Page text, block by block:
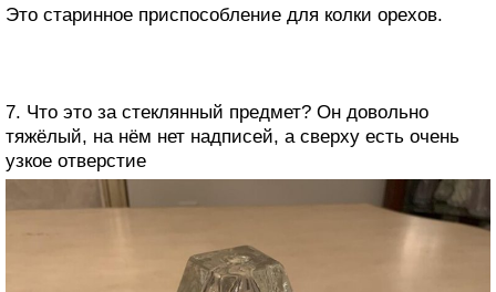
Это старинное приспособление для колки орехов.
7. Что это за стеклянный предмет? Он довольно
тяжёлый, на нём нет надписей, а сверху есть очень
узкое отверстие